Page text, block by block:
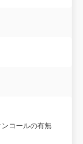
コールの有無